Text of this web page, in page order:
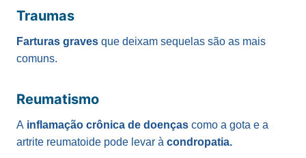
Traumas
Farturas graves que deixam sequelas são as mais
comuns.
Reumatismo
A inflamação crônica de doenças como a gota e a
artrite reumatoide pode levar à condropatia.